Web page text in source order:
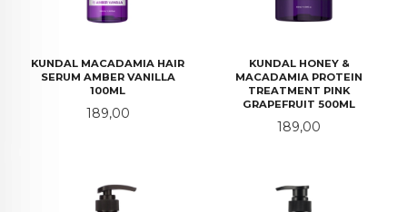
KUNDAL MACADAMIA HAIR
SERUM AMBER VANILLA
100ML
Pris
189,00
KUNDAL HONEY &
MACADAMIA PROTEIN
TREATMENT PINK
GRAPEFRUIT 500ML
Pris
189,00